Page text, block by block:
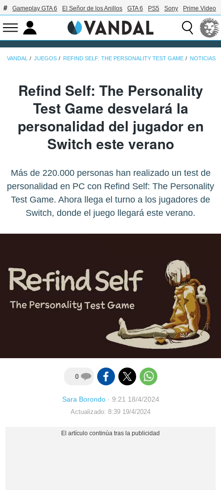
Gameplay GTA 6 El Señor de los Anillos GTA 6 PS5 Sony Prime Video
VANDAL JUEGOS REFIND SELF: THE PERSONALITY TEST GAME NOTICIAS
Refind Self: The Personality
Test Game desvelará la
personalidad del jugador en
Switch este verano
Más de 220.000 personas han realizado un test de
personalidad en PC con Refind Self: The Personality
Test Game. Ahora llega el turno a los jugadores de
Switch, donde el juego llegará este verano.
0
Sara Borondo· 9:21 18/4/2024
Actualizado: 8:39 19/4/2024